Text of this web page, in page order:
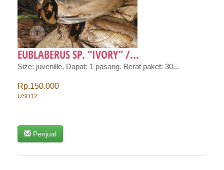
EUBLABERUS SP. “IVORY” /...
Size: juvenille, Dapat: 1 pasang. Berat paket: 30...
Rp.150.000
USD12
Penjual